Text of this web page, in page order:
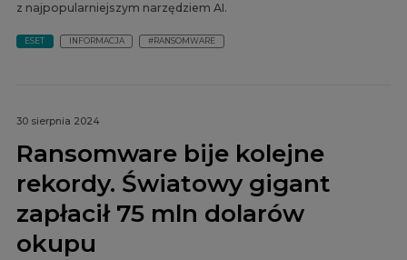
z najpopularniejszym narzędziem AI.
ESET INFORMACJA #RANSOMWARE
30 sierpnia 2024
Ransomware bije kolejne
rekordy. Światowy gigant
zapłacił 75 mln dolarów
okupu